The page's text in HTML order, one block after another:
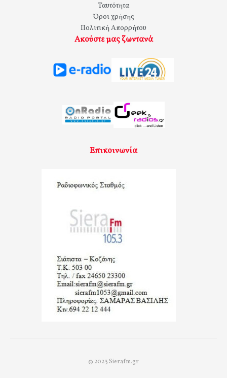
Ταυτότητα
Όροι χρήσης
Πολιτική Απορρήτου
Ακούστε μας ζωντανά
Επικοινωνία
© 2023 Sierafm.gr